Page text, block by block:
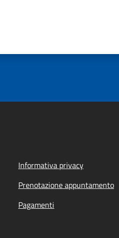
Informativa privacy
Prenotazione appuntamento
Pagamenti